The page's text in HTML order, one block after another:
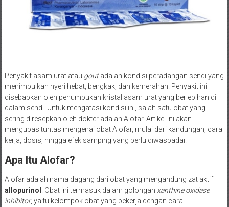
Penyakit asam urat atau goutadalah kondisi peradangan sendi yang
menimbulkan nyeri hebat, bengkak, dan kemerahan. Penyakit ini
disebabkan oleh penumpukan kristal asam urat yang berlebihan di
dalam sendi. Untuk mengatasi kondisi ini, salah satu obat yang
sering diresepkan oleh dokter adalah Alofar. Artikel ini akan
mengupas tuntas mengenai obat Alofar, mulai dari kandungan, cara
kerja, dosis, hingga efek samping yang perlu diwaspadai.
Apa Itu Alofar?
Alofar adalah nama dagang dari obat yang mengandung zat aktif
allopurinol . Obat ini termasuk dalam golongan xanthine oxidase
inhibitor, yaitu kelompok obat yang bekerja dengan cara